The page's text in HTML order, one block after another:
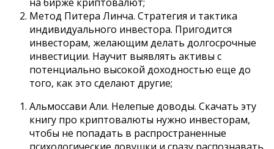
Метод Питера Линча. Стратегия и тактика
индивидуального инвестора. Пригодится
инвесторам, желающим делать долгосрочные
инвестиции. Научит выявлять активы с
потенциально высокой доходностью еще до
того, как это сделают другие;
Альмоссави Али. Нелепые доводы. Скачать эту
книгу про криптовалюты нужно инвесторам,
чтобы не попадать в распространенные